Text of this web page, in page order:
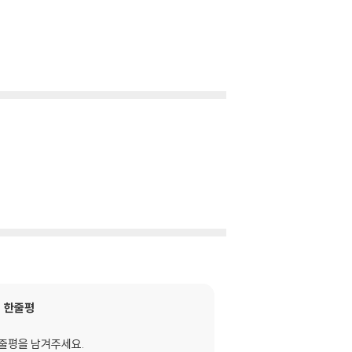
한줄평
평을 남겨주세요.